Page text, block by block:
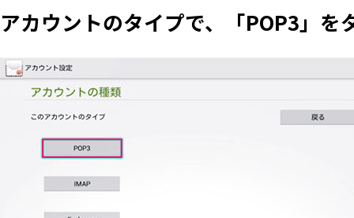
アカウントのタイプで、「POP3」を